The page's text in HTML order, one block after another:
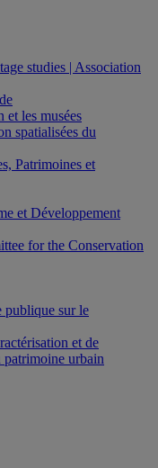
studies | Association
et les musées
spatialisées du
Patrimoines et
et Développement
for the Conservation
publique sur le
et de
patrimoine urbain